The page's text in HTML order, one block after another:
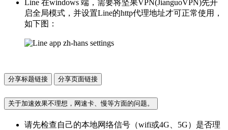
Line 在windows 端，需要将坚果VPN(JianguoVPN)先开
启全局模式，并设置Line的http代理地址才可正常使用，
如下图：
分享标题链接 分享页面链接
关于加速效果不理想，网速卡、慢等方面的问题。
请先检查自己的本地网络信号（wifi或4G、5G）是否理